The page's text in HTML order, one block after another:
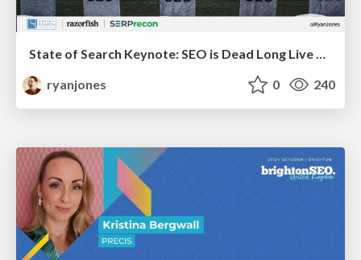
State of Search Keynote: SEO is Dead Long Live SEO
ryanjones
0 240